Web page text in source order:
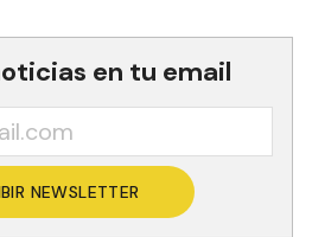
en tu email
NEWSLETTER